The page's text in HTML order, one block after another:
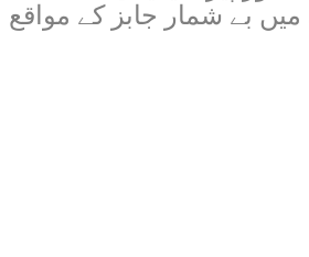
میں بے شمار جابز کے مواقع